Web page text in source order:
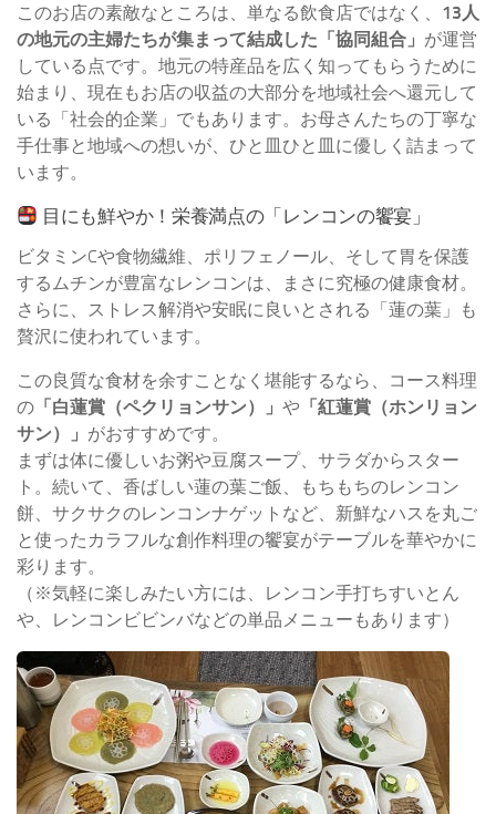
このお店の素敵なところは、単なる飲食店ではなく、 13人
の地元の主婦たちが集まって結成した「協同組合」 が運営
している点です。地元の特産品を広く知ってもらうために
始まり、現在もお店の収益の大部分を地域社会へ還元して
いる「社会的企業」でもあります。お母さんたちの丁寧な
手仕事と地域への想いが、ひと皿ひと皿に優しく詰まって
います。
目にも鮮やか！栄養満点の「レンコンの饗宴」
ビタミンCや食物繊維、ポリフェノール、そして胃を保護
するムチンが豊富なレンコンは、まさに究極の健康食材。
さらに、ストレス解消や安眠に良いとされる「蓮の葉」も
贅沢に使われています。
この良質な食材を余すことなく堪能するなら、コース料理
の 「白蓮賞（ペクリョンサン）」 や 「紅蓮賞（ホンリョン
サン）」 がおすすめです。
まずは体に優しいお粥や豆腐スープ、サラダからスター
ト。続いて、香ばしい蓮の葉ご飯、もちもちのレンコン
餅、サクサクのレンコンナゲットなど、新鮮なハスを丸ご
と使ったカラフルな創作料理の饗宴がテーブルを華やかに
彩ります。
（※気軽に楽しみたい方には、レンコン手打ちすいとん
や、レンコンビビンバなどの単品メニューもあります）